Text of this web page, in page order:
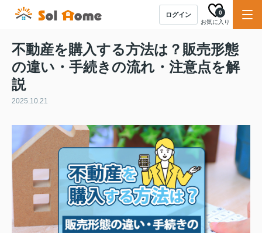
ログイン
お気に入り
0
不動産を購入する方法は？販売形態
の違い・手続きの流れ・注意点を解
説
2025.10.21